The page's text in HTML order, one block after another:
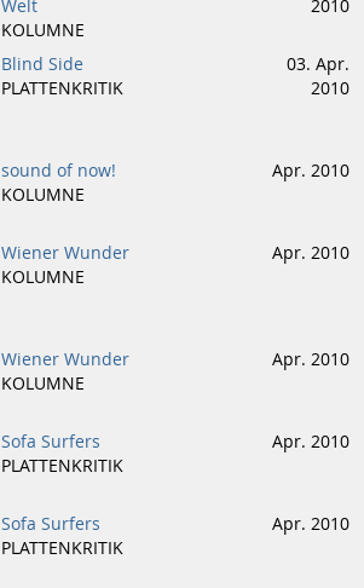
Welt
KOLUMNE
2010
Blind Side
PLATTENKRITIK
03. Apr.
2010
sound of now!
KOLUMNE
Apr. 2010
Wiener Wunder
KOLUMNE
Apr. 2010
Wiener Wunder
KOLUMNE
Apr. 2010
Sofa Surfers
PLATTENKRITIK
Apr. 2010
Sofa Surfers
PLATTENKRITIK
Apr. 2010